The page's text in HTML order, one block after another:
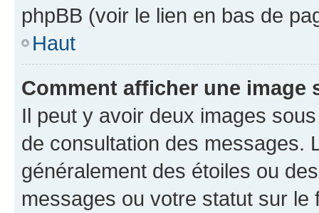
phpBB (voir le lien en bas de
Haut
Comment afficher une image
Il peut y avoir deux images
de consultation des messages.
généralement des étoiles ou
messages ou votre statut sur